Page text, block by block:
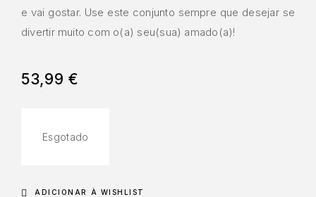
e vai gostar. Use este conjunto sempre que desejar se
divertir muito com o(a) seu(sua) amado(a)!
53,99 €
Esgotado
ADICIONAR À WISHLIST